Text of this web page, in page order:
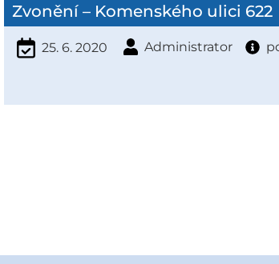
Zvonění – Komenského ulici 622
25. 6. 2020 Administrator